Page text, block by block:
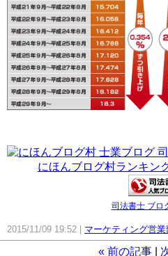
にほんブログ村ランキン
司法書士 ブロ
2015/11/09 19:52 マーケティング営業
« 前の記事